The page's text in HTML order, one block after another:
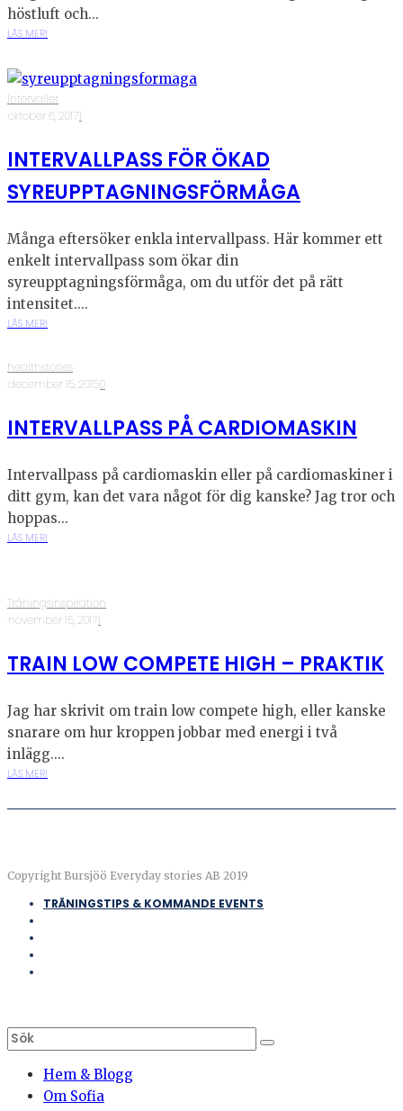
höstluft och...
LÄS MER!
Intervaller
·oktober 6, 2017·1
INTERVALLPASS FÖR ÖKAD
SYREUPPTAGNINGSFÖRMÅGA
Många eftersöker enkla intervallpass. Här kommer ett
enkelt intervallpass som ökar din
syreupptagningsförmåga, om du utför det på rätt
intensitet....
LÄS MER!
healthstories
·december 15, 2015·0
INTERVALLPASS PÅ CARDIOMASKIN
Intervallpass på cardiomaskin eller på cardiomaskiner i
ditt gym, kan det vara något för dig kanske? Jag tror och
hoppas...
LÄS MER!
Träningsinspiration
·november 15, 2017·1
TRAIN LOW COMPETE HIGH – PRAKTIK
Jag har skrivit om train low compete high, eller kanske
snarare om hur kroppen jobbar med energi i två
inlägg....
LÄS MER!
Copyright Bursjöö Everyday stories AB 2019
TRÄNINGSTIPS & KOMMANDE EVENTS
Hem & Blogg
Om Sofia